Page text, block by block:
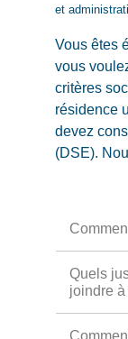
et
Vous êtes
vous
critères
résidence
devez
(DSE).
Quels
joindre